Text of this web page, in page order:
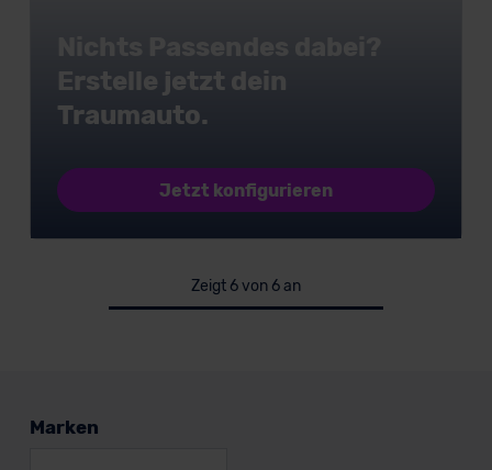
Erstelle jetzt dein
Traumauto.
Jetzt konfigurieren
Zeigt 6 von 6 an
Marken